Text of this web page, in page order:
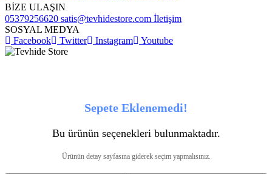
BİZE ULAŞIN
05379256620 satis@tevhidestore.com İletişim
SOSYAL MEDYA
Facebook
Twitter Instagram Youtube
Sepete Eklenemedi!
Bu ürünün seçenekleri bulunmaktadır.
Ürünün detay sayfasına giderek seçim yapmalısınız.